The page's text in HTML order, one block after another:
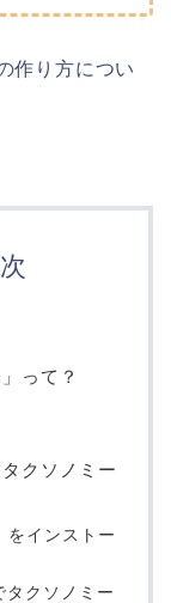
作り方につい
って？
クソノミー
インストー
クソノミー